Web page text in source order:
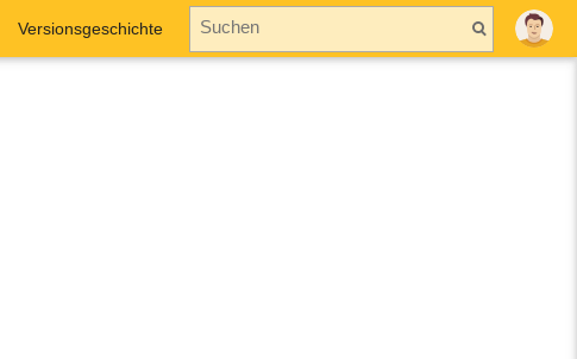
Versionsgeschichte